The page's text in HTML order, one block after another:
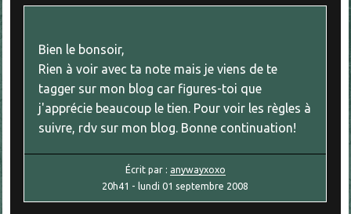
Bien le bonsoir,
Rien à voir avec ta note mais je viens de te
tagger sur mon blog car figures-toi que
j'apprécie beaucoup le tien. Pour voir les règles à
suivre, rdv sur mon blog. Bonne continuation!
Écrit par : anywayxoxo
20h41 - lundi 01 septembre 2008